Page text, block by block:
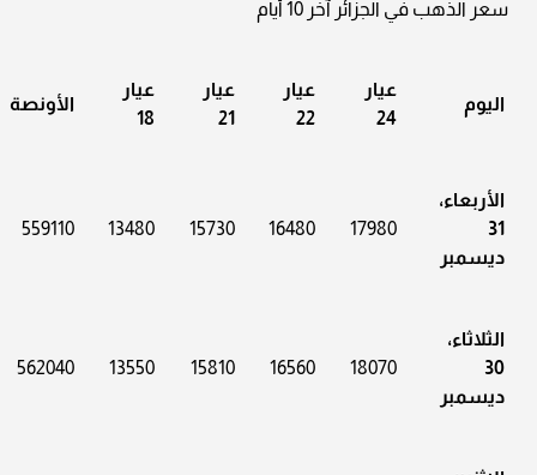
سعر الذهب في الجزائر آخر 10 أيام
اليوم
عيار
24
عيار
22
عيار
21
عيار
18
الأونصة
الأربعاء،
31
ديسمبر
17980
16480
15730
13480
559110
الثلاثاء،
30
ديسمبر
18070
16560
15810
13550
562040